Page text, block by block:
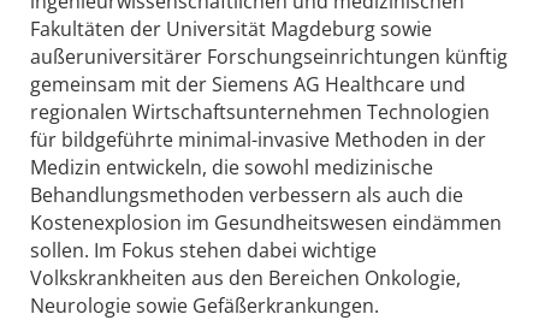
Fakultäten der Universität Magdeburg sowie
außeruniversitärer Forschungseinrichtungen künftig
gemeinsam mit der Siemens AG Healthcare und
regionalen Wirtschaftsunternehmen Technologien
für bildgeführte minimal-invasive Methoden in der
Medizin entwickeln, die sowohl medizinische
Behandlungsmethoden verbessern als auch die
Kostenexplosion im Gesundheitswesen eindämmen
sollen. Im Fokus stehen dabei wichtige
Volkskrankheiten aus den Bereichen Onkologie,
Neurologie sowie Gefäßerkrankungen.